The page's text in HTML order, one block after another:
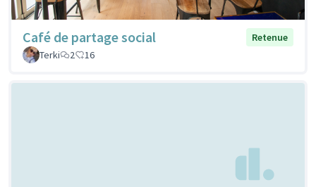
Café de partage social
Retenue
Terki
2 16